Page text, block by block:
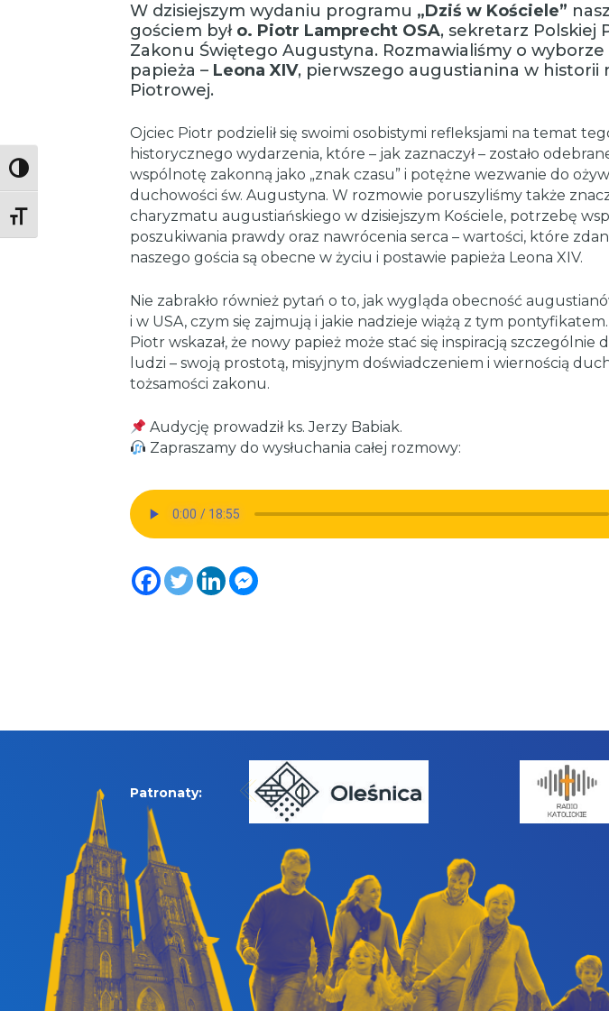
Toggle High Contrast
Toggle Font size
W dzisiejszym wydaniu programu „Dziś w Kościele”
gościem był o. Piotr Lamprecht OSA, sekretarz Polskiej
Zakonu Świętego Augustyna. Rozmawialiśmy o
papieża – Leona XIV, pierwszego augustianina w historii
Piotrowej.
Ojciec Piotr podzielił się swoimi osobistymi refleksjami na temat
historycznego wydarzenia, które – jak zaznaczył – zostało
wspólnotę zakonną jako „znak czasu” i potężne wezwanie do
duchowości św. Augustyna. W rozmowie poruszyliśmy także
charyzmatu augustiańskiego w dzisiejszym Kościele, potrzebę
poszukiwania prawdy oraz nawrócenia serca – wartości, które
naszego gościa są obecne w życiu i postawie papieża Leona XIV.
Nie zabrakło również pytań o to, jak wygląda obecność
i w USA, czym się zajmują i jakie nadzieje wiążą z tym
Piotr wskazał, że nowy papież może stać się inspiracją szczególnie
ludzi – swoją prostotą, misyjnym doświadczeniem i wiernością
tożsamości zakonu.
Audycję prowadził ks. Jerzy Babiak.
Zapraszamy do wysłuchania całej rozmowy:
Patronaty: